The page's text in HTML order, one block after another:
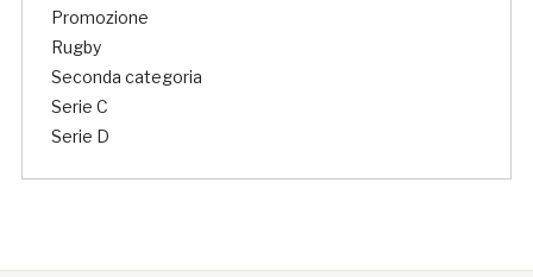
Promozione
Rugby
Seconda categoria
Serie C
Serie D